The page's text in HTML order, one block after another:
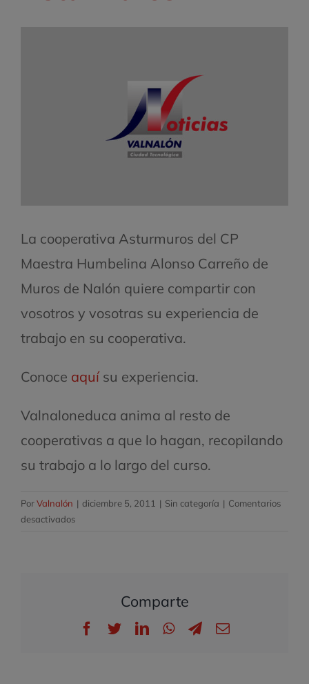
La cooperativa Asturmuros del CP
Maestra Humbelina Alonso Carreño de
Muros de Nalón quiere compartir con
vosotros y vosotras su experiencia de
trabajo en su cooperativa.
Conoce aquísu experiencia.
Valnaloneduca anima al resto de
cooperativas a que lo hagan, recopilando
su trabajo a lo largo del curso.
PorValnalón | diciembre 5, 2011 | Sin categoría | Comentarios
desactivadosen
AsturmurosComparte
Facebook
TwitterLinkedInWhatsApp
Telegram
Correo